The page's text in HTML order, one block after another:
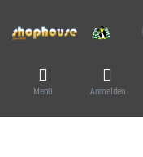
Menü Anmelden